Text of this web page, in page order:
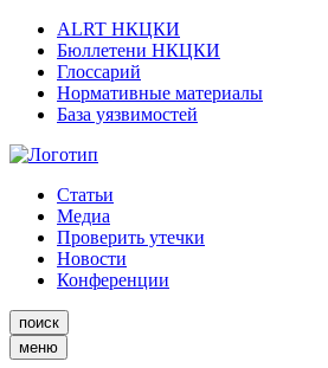
ALRT НКЦКИ
Бюллетени НКЦКИ
Глоссарий
Нормативные материалы
База уязвимостей
Статьи
Медиа
Проверить утечки
Новости
Конференции
поиск
меню